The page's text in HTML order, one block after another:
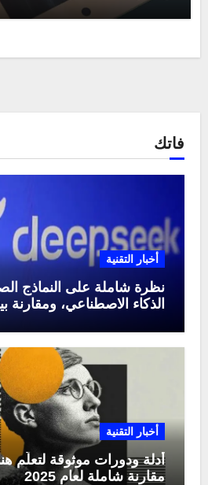
فاتك
أخبار التقنية
نظرة شاملة على النماذج
الذكاء الاصطناعي، ومقارنة
أخبار التقنية
أدلة ودورات موثوقة لتعلّم
مقارنة شاملة لعام 2025